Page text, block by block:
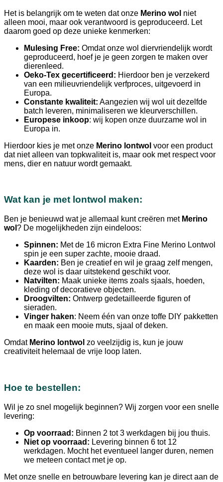
Het is belangrijk om te weten dat onze Merino wol niet
alleen mooi, maar ook verantwoord is geproduceerd. Let
daarom goed op deze unieke kenmerken:
Mulesing Free: Omdat onze wol diervriendelijk wordt
geproduceerd, hoef je je geen zorgen te maken over
dierenleed.
Oeko-Tex gecertificeerd: Hierdoor ben je verzekerd
van een milieuvriendelijk verfproces, uitgevoerd in
Europa.
Constante kwaliteit: Aangezien wij wol uit dezelfde
batch leveren, minimaliseren we kleurverschillen.
Europese inkoop: wij kopen onze duurzame wol in
Europa in.
Hierdoor kies je met onze Merino lontwol voor een product
dat niet alleen van topkwaliteit is, maar ook met respect voor
mens, dier en natuur wordt gemaakt.
Wat kan je met lontwol maken:
Ben je benieuwd wat je allemaal kunt creëren met Merino
wol ? De mogelijkheden zijn eindeloos:
Spinnen: Met de 16 micron Extra Fine Merino Lontwol
spin je een super zachte, mooie draad.
Kaarden: Ben je creatief en wil je graag zelf mengen,
deze wol is daar uitstekend geschikt voor.
Natvilten: Maak unieke items zoals sjaals, hoeden,
kleding of decoratieve objecten.
Droogvilten: Ontwerp gedetailleerde figuren of
sieraden.
Vinger haken: Neem één van onze toffe DIY pakketten
en maak een mooie muts, sjaal of deken.
Omdat Merino lontwol zo veelzijdig is, kun je jouw
creativiteit helemaal de vrije loop laten.
Hoe te bestellen:
Wil je zo snel mogelijk beginnen? Wij zorgen voor een snelle
levering:
Op voorraad: Binnen 2 tot 3 werkdagen bij jou thuis.
Niet op voorraad: Levering binnen 6 tot 12
werkdagen. Mocht het eventueel langer duren, nemen
we meteen contact met je op.
Met onze snelle en betrouwbare levering kan je direct aan de